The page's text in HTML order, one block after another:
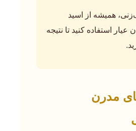
همیشه از اسید
استفاده کنید تا نتیجه
مدرن